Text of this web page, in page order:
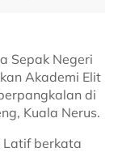
Sepak Negeri
Akademi Elit
di
Kuala Nerus.
Latif berkata